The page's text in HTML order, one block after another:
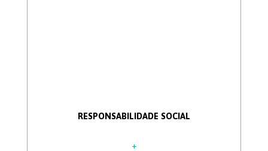
RESPONSABILIDADE SOCIAL
+